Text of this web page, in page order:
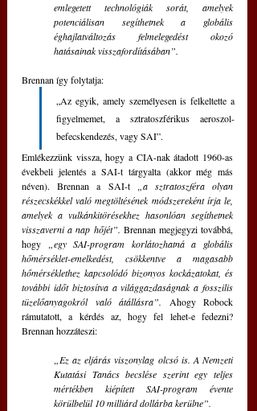
emlegetett technológiák sorát, amelyek
potenciálisan segíthetnek a globális
éghajlatváltozás felmelegedést okozó
hatásainak visszafordításában”.
Brennan így folytatja:
„Az egyik, amely személyesen is felkeltette a
figyelmemet, a sztratoszférikus aeroszol-
befecskendezés, vagy SAI”.
Emlékezzünk vissza, hogy a CIA-nak átadott 1960-as
évekbeli jelentés a SAI-t tárgyalta (akkor még más
néven). Brennan a SAI-t „a sztratoszféra olyan
részecskékkel való megtöltésének módszereként írja le,
amelyek a vulkánkitörésekhez hasonlóan segíthetnek
visszaverni a nap hőjét”. Brennan megjegyzi továbbá,
hogy „egy SAI-program korlátozhatná a globális
hőmérséklet-emelkedést, csökkentve a magasabb
hőmérséklethez kapcsolódó bizonyos kockázatokat, és
további időt biztosítva a világgazdaságnak a fosszilis
tüzelőanyagokról való átállásra”. Ahogy Robock
rámutatott, a kérdés az, hogy fel lehet-e fedezni?
Brennan hozzáteszi:
„Ez az eljárás viszonylag olcsó is. A Nemzeti
Kutatási Tanács becslése szerint egy teljes
mértékben kiépített SAI-program évente
körülbelül 10 milliárd dollárba kerülne”.